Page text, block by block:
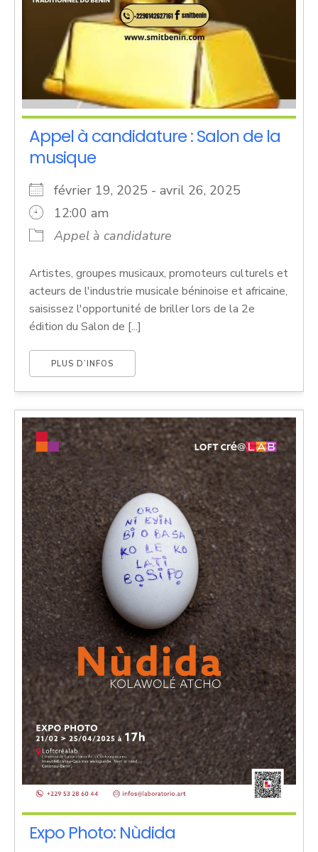
Appel à candidature : Salon de la
musique
février 19, 2025 - avril 26, 2025
12:00 am
Appel à candidature
Artistes, groupes musicaux, promoteurs culturels et
acteurs de l'industrie musicale béninoise et africaine,
saisissez l'opportunité de briller lors de la 2e
édition du Salon de [...]
PLUS D’INFOS
Expo Photo: Nùdida